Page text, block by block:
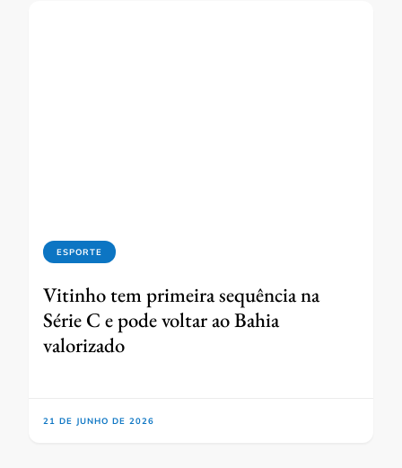
ESPORTE
Vitinho tem primeira sequência na
Série C e pode voltar ao Bahia
valorizado
21 DE JUNHO DE 2026